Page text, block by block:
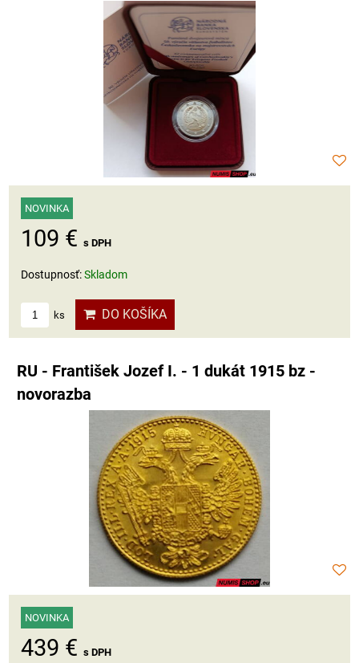
NOVINKA
109 € s DPH
Dostupnosť:Skladom
ks DO KOŠÍKA
RU - František Jozef I. - 1 dukát 1915 bz -
novorazba
NOVINKA
439 € s DPH